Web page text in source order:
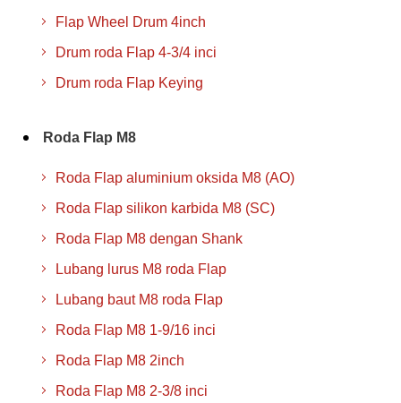
Flap Wheel Drum 4inch
Drum roda Flap 4-3/4 inci
Drum roda Flap Keying
Roda Flap M8
Roda Flap aluminium oksida M8 (AO)
Roda Flap silikon karbida M8 (SC)
Roda Flap M8 dengan Shank
Lubang lurus M8 roda Flap
Lubang baut M8 roda Flap
Roda Flap M8 1-9/16 inci
Roda Flap M8 2inch
Roda Flap M8 2-3/8 inci